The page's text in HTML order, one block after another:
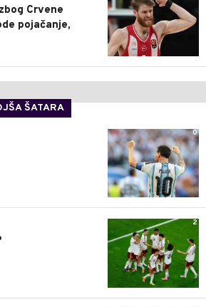
Crvene
pojačanje,
ŠATARA
0
2